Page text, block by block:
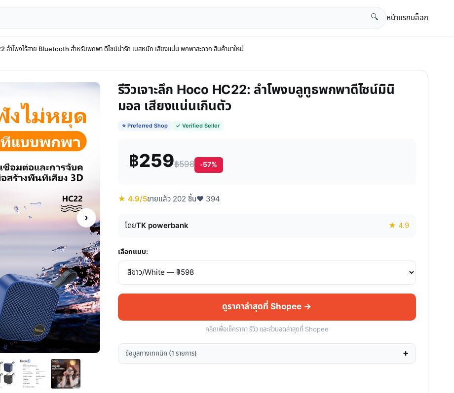
🔍 หน้าแรกบล็อก
ลำโพงไร้สาย Bluetooth สำหรับพกพา ดีไซน์น่ารัก เบสหนัก เสียงแน่น พกพาสะดวก สินค้ามาใหม่
›
รีวิวเจาะลึก Hoco HC22: ลำโพงบลูทูธพกพาดีไซน์มินิ
มอล เสียงแน่นเกินตัว
⭐ Preferred Shop ✓ Verified Seller
฿259฿598 -57%
★ 4.9/5ขายแล้ว 202 ชิ้น♥ 394
โดยTK powerbank ★ 4.9
เลือกแบบ:
ดูราคาล่าสุดที่ Shopee →
คลิกเพื่อเช็คราคา รีวิว และส่วนลดล่าสุดที่ Shopee
ข้อมูลทางเทคนิค (1 รายการ)